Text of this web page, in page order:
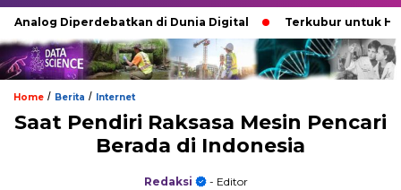
Diperdebatkan di Dunia Digital Terkubur untuk Hidup
Home / Berita / Internet
Saat Pendiri Raksasa Mesin Pencari
Berada di Indonesia
Redaksi
- Editor